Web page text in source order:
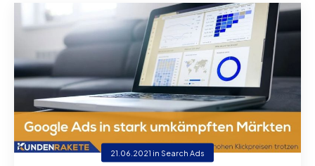
21.06.2021 in Search Ads